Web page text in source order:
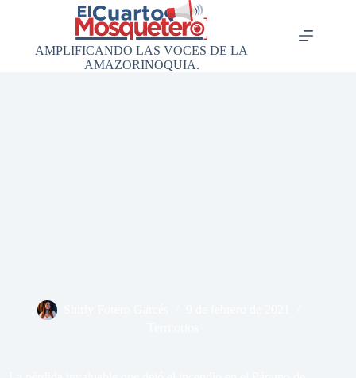
AMPLIFICANDO LAS VOCES DE LA
AMAZORINOQUIA.